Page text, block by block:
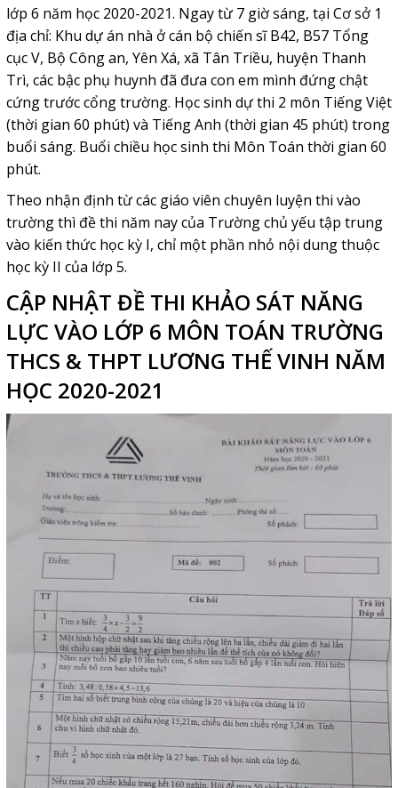
lớp 6 năm học 2020-2021. Ngay từ 7 giờ sáng, tại Cơ sở 1
địa chỉ: Khu dự án nhà ở cán bộ chiến sĩ B42, B57 Tổng
cục V, Bộ Công an, Yên Xá, xã Tân Triều, huyện Thanh
Trì, các bậc phụ huynh đã đưa con em mình đứng chật
cứng trước cổng trường. Học sinh dự thi 2 môn Tiếng Việt
(thời gian 60 phút) và Tiếng Anh (thời gian 45 phút) trong
buổi sáng. Buổi chiều học sinh thi Môn Toán thời gian 60
phút.
Theo nhận định từ các giáo viên chuyên luyện thi vào
trường thì đề thi năm nay của Trường chủ yếu tập trung
vào kiến thức học kỳ I, chỉ một phần nhỏ nội dung thuộc
học kỳ II của lớp 5.
CẬP NHẬT ĐỀ THI KHẢO SÁT NĂNG
LỰC VÀO LỚP 6 MÔN TOÁN TRƯỜNG
THCS & THPT LƯƠNG THẾ VINH NĂM
HỌC 2020-2021